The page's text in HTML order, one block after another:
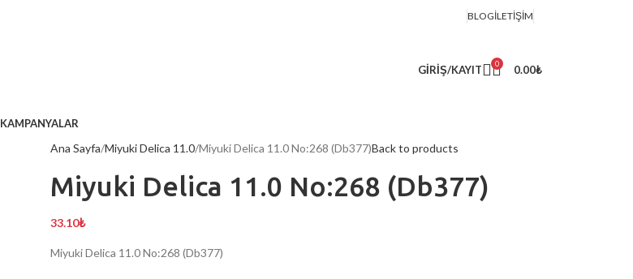
BLOGİLETIŞIM
GIRIŞ/KAYIT 0 0.00₺
KAMPANYALAR
Ana Sayfa Miyuki Delica 11.0 Miyuki Delica 11.0 No:268 (Db377)Back to products
Miyuki Delica 11.0 No:268 (Db377)
33.10₺
Miyuki Delica 11.0 No:268 (Db377)